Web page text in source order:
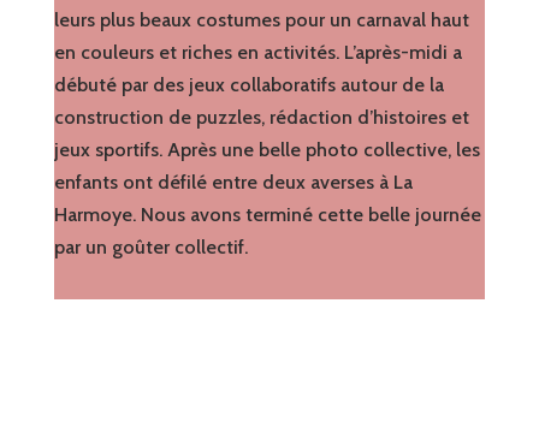
leurs plus beaux costumes pour un carnaval haut
en couleurs et riches en activités. L’après-midi a
débuté par des jeux collaboratifs autour de la
construction de puzzles, rédaction d’histoires et
jeux sportifs. Après une belle photo collective, les
enfants ont défilé entre deux averses à La
Harmoye. Nous avons terminé cette belle journée
par un goûter collectif.